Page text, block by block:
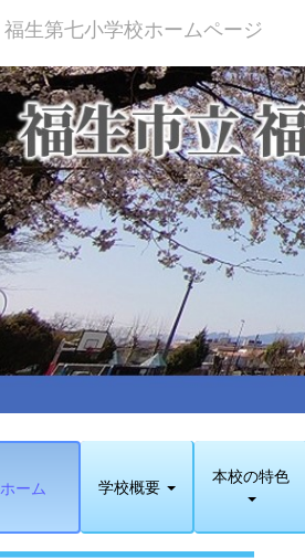
福生第七小学校ホームページ
ホーム 学校概要 本校の特色